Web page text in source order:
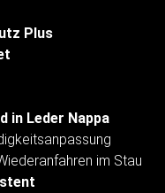
Plus
in Leder Nappa
im Stau